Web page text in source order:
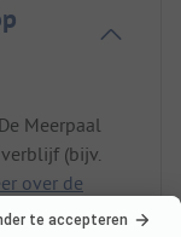
Meerpaal
(bijv.
over de